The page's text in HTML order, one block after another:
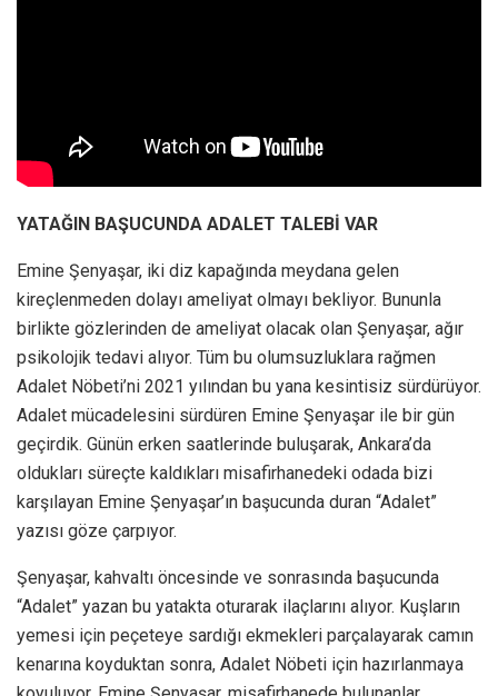
YATAĞIN BAŞUCUNDA ADALET TALEBİ VAR
Emine Şenyaşar, iki diz kapağında meydana gelen
kireçlenmeden dolayı ameliyat olmayı bekliyor. Bununla
birlikte gözlerinden de ameliyat olacak olan Şenyaşar, ağır
psikolojik tedavi alıyor. Tüm bu olumsuzluklara rağmen
Adalet Nöbeti’ni 2021 yılından bu yana kesintisiz sürdürüyor.
Adalet mücadelesini sürdüren Emine Şenyaşar ile bir gün
geçirdik. Günün erken saatlerinde buluşarak, Ankara’da
oldukları süreçte kaldıkları misafirhanedeki odada bizi
karşılayan Emine Şenyaşar’ın başucunda duran “Adalet”
yazısı göze çarpıyor.
Şenyaşar, kahvaltı öncesinde ve sonrasında başucunda
“Adalet” yazan bu yatakta oturarak ilaçlarını alıyor. Kuşların
yemesi için peçeteye sardığı ekmekleri parçalayarak camın
kenarına koyduktan sonra, Adalet Nöbeti için hazırlanmaya